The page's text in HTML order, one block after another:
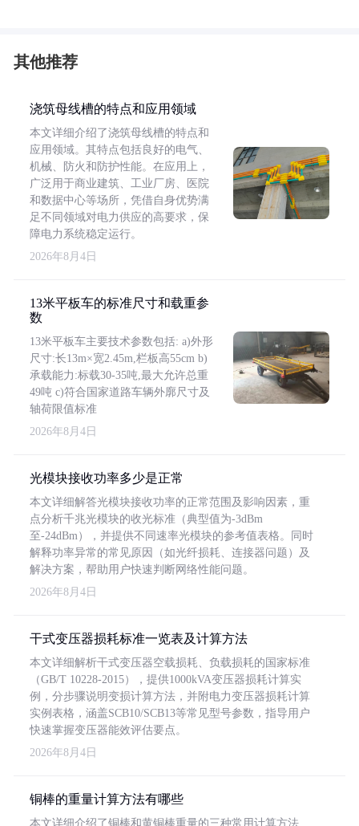
其他推荐
浇筑母线槽的特点和应用领域
本文详细介绍了浇筑母线槽的特点和
应用领域。其特点包括良好的电气、
机械、防火和防护性能。在应用上，
广泛用于商业建筑、工业厂房、医院
和数据中心等场所，凭借自身优势满
足不同领域对电力供应的高要求，保
障电力系统稳定运行。
2026年8月4日
13米平板车的标准尺寸和载重参
数
13米平板车主要技术参数包括: a)外形
尺寸:长13m×宽2.45m,栏板高55cm b)
承载能力:标载30-35吨,最大允许总重
49吨 c)符合国家道路车辆外廓尺寸及
轴荷限值标准
2026年8月4日
光模块接收功率多少是正常
本文详细解答光模块接收功率的正常范围及影响因素，重
点分析千兆光模块的收光标准（典型值为-3dBm
至-24dBm），并提供不同速率光模块的参考值表格。同时
解释功率异常的常见原因（如光纤损耗、连接器问题）及
解决方案，帮助用户快速判断网络性能问题。
2026年8月4日
干式变压器损耗标准一览表及计算方法
本文详细解析干式变压器空载损耗、负载损耗的国家标准
（GB/T 10228-2015），提供1000kVA变压器损耗计算实
例，分步骤说明变损计算方法，并附电力变压器损耗计算
实例表格，涵盖SCB10/SCB13等常见型号参数，指导用户
快速掌握变压器能效评估要点。
2026年8月4日
铜棒的重量计算方法有哪些
本文详细介绍了铜棒和黄铜棒重量的三种常用计算方法